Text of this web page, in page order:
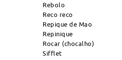
Rebolo
Reco reco
Repique de Mao
Repinique
Rocar (chocalho)
Sifflet